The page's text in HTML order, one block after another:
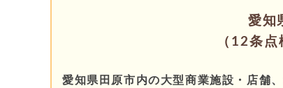
愛知
（12条
愛知県田原市内の大型商業施設・店舗